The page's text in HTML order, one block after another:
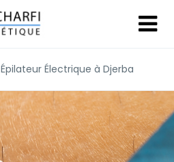
Épilateur Électrique à Djerba